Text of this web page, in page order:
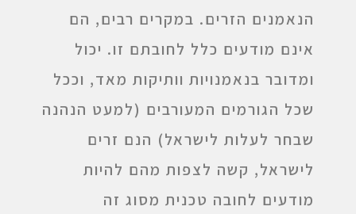
הנאמנים הזרים. במקרים רבים, הם
אינם מודעים כלל לחובתם זו. יכול
ומדובר בנאמנויות וותיקות מאד, וככל
שכל הגורמים המעורבים (למעט הנהנה
שבחר לעלות לישראל) הנם זרים
לישראל, קשה לצפות מהם להיות
מודעים לחובה טכנית מסוג זה